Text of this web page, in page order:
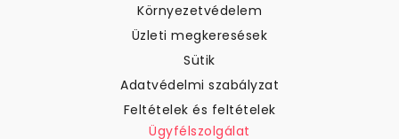
Környezetvédelem
Üzleti megkeresések
Sütik
Adatvédelmi szabályzat
Feltételek és feltételek
Ügyfélszolgálat